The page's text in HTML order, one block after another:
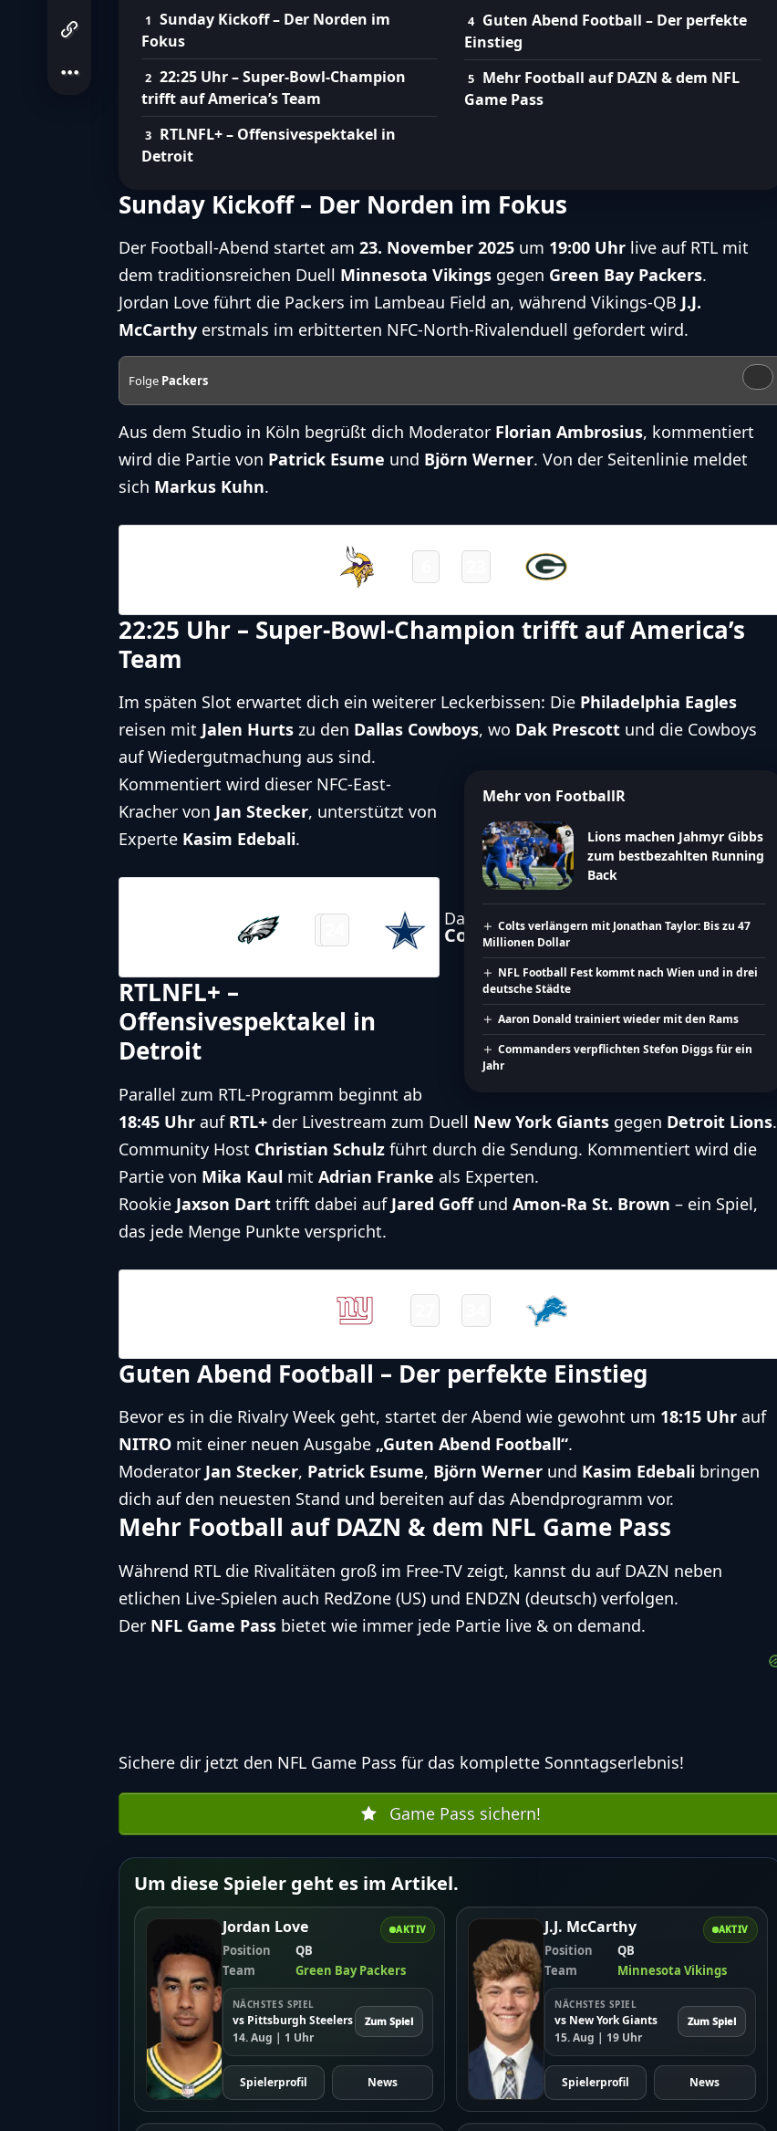
Sunday Kickoff – Der Norden im
Fokus
22:25 Uhr – Super-Bowl-Champion
trifft auf America’s Team
RTLNFL+ – Offensivespektakel in
Detroit
Guten Abend Football – Der perfekte
Einstieg
Mehr Football auf DAZN & dem NFL
Game Pass
Sunday Kickoff – Der Norden im Fokus
Der Football-Abend startet am 23. November 2025 um 19:00 Uhr live auf RTL mit
dem traditionsreichen Duell Minnesota Vikings gegen Green Bay Packers.
Jordan Love führt die Packers im Lambeau Field an, während Vikings-QB J.J.
McCarthy erstmals im erbitterten NFC-North-Rivalenduell gefordert wird.
Folge Packers
Aus dem Studio in Köln begrüßt dich Moderator Florian Ambrosius, kommentiert
wird die Partie von Patrick Esume und Björn Werner. Von der Seitenlinie meldet
sich Markus Kuhn.
22:25 Uhr – Super-Bowl-Champion trifft auf America’s
Team
Im späten Slot erwartet dich ein weiterer Leckerbissen: Die Philadelphia Eagles
reisen mit Jalen Hurts zu den Dallas Cowboys, wo Dak Prescott und die Cowboys
auf Wiedergutmachung aus sind.
Mehr von FootballR
Lions machen Jahmyr Gibbs
zum bestbezahlten Running
Back
Colts verlängern mit Jonathan Taylor: Bis zu 47
Millionen Dollar
NFL Football Fest kommt nach Wien und in drei
deutsche Städte
Aaron Donald trainiert wieder mit den Rams
Commanders verpflichten Stefon Diggs für ein
Jahr
Kommentiert wird dieser NFC-East-
Kracher von Jan Stecker, unterstützt von
Experte Kasim Edebali.
Dallas
Cowboys
RTLNFL+ –
Offensivespektakel in
Detroit
Parallel zum RTL-Programm beginnt ab
18:45 Uhr auf RTL+ der Livestream zum Duell New York Giants gegen Detroit Lions.
Community Host Christian Schulz führt durch die Sendung. Kommentiert wird die
Partie von Mika Kaul mit Adrian Franke als Experten.
Rookie Jaxson Dart trifft dabei auf Jared Goffund Amon-Ra St. Brown – ein Spiel,
das jede Menge Punkte verspricht.
Guten Abend Football – Der perfekte Einstieg
Bevor es in die Rivalry Week geht, startet der Abend wie gewohnt um 18:15 Uhr auf
NITRO mit einer neuen Ausgabe „Guten Abend Football“.
Moderator Jan Stecker, Patrick Esume, Björn Werner und Kasim Edebali bringen
dich auf den neuesten Stand und bereiten auf das Abendprogramm vor.
Mehr Football auf DAZN & dem NFL Game Pass
Während RTL die Rivalitäten groß im Free-TV zeigt, kannst du auf DAZN neben
etlichen Live-Spielen auch RedZone (US) und ENDZN (deutsch) verfolgen.
Der NFL Game Pass bietet wie immer jede Partie live & on demand.
Sichere dir jetzt den NFL Game Pass für das komplette Sonntagserlebnis!
Game Pass sichern!
Um diese Spieler geht es im Artikel.
AKTIV
Jordan Love
Position
QB
Team
Green Bay Packers
NÄCHSTES SPIEL
vs Pittsburgh Steelers
14. Aug | 1 Uhr
Zum Spiel
Spielerprofil News
AKTIV
J.J. McCarthy
Position
QB
Team
Minnesota Vikings
NÄCHSTES SPIEL
vs New York Giants
15. Aug | 19 Uhr
Zum Spiel
Spielerprofil News